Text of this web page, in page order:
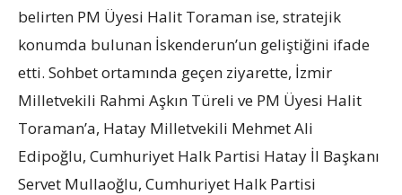
belirten PM Üyesi Halit Toraman ise, stratejik
konumda bulunan İskenderun’un geliştiğini ifade
etti. Sohbet ortamında geçen ziyarette, İzmir
Milletvekili Rahmi Aşkın Türeli ve PM Üyesi Halit
Toraman’a, Hatay Milletvekili Mehmet Ali
Edipoğlu, Cumhuriyet Halk Partisi Hatay İl Başkanı
Servet Mullaoğlu, Cumhuriyet Halk Partisi